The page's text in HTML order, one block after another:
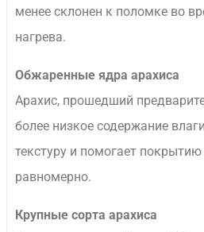
менее склонен к поломке во
нагрева.
Обжаренные ядра арахиса
Арахис, прошедший
более низкое содержание
текстуру и помогает
равномерно.
Крупные сорта арахиса